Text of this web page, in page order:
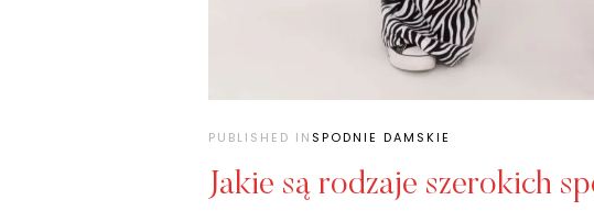
PUBLISHED IN SPODNIE DAMSKIE
Jakie są rodzaje szerokich